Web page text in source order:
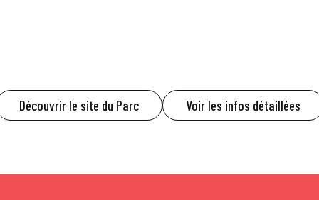
Découvrir le site du Parc Voir les infos détaillées